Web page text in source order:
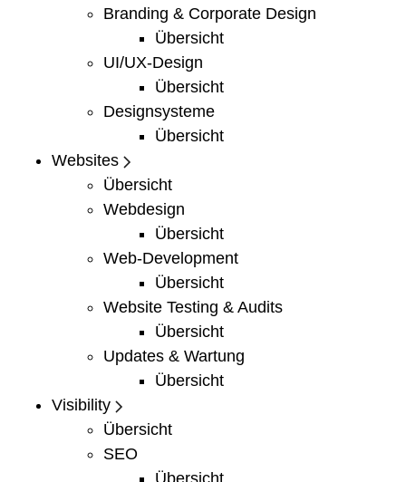
Branding & Corporate Design
Übersicht
UI/UX-Design
Übersicht
Designsysteme
Übersicht
Websites
Übersicht
Webdesign
Übersicht
Web-Development
Übersicht
Website Testing & Audits
Übersicht
Updates & Wartung
Übersicht
Visibility
Übersicht
SEO